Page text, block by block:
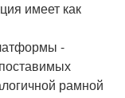
имеет как
-
рамной